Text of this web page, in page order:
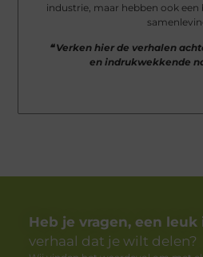
industrie, maar hebben ook
❝ Verken hier de verhalen
en indrukwekkende
Heb je vragen, een leuk
verhaal dat je wilt delen?